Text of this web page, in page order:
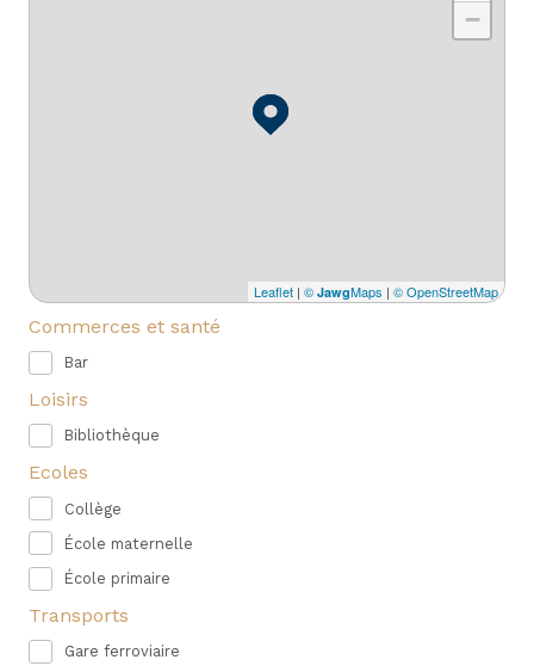
−
Leaflet | © JawgMaps | © OpenStreetMap
Commerces et santé
Bar
Loisirs
Bibliothèque
Ecoles
Collège
École maternelle
École primaire
Transports
Gare ferroviaire